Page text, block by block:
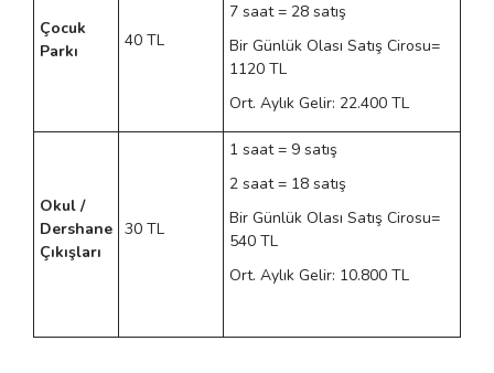
Çocuk
Parkı
40 TL
7 saat = 28 satış
Bir Günlük Olası Satış Cirosu=
1120 TL
Ort. Aylık Gelir: 22.400 TL
Okul /
Dershane
Çıkışları
30 TL
1 saat = 9 satış
2 saat = 18 satış
Bir Günlük Olası Satış Cirosu=
540 TL
Ort. Aylık Gelir: 10.800 TL